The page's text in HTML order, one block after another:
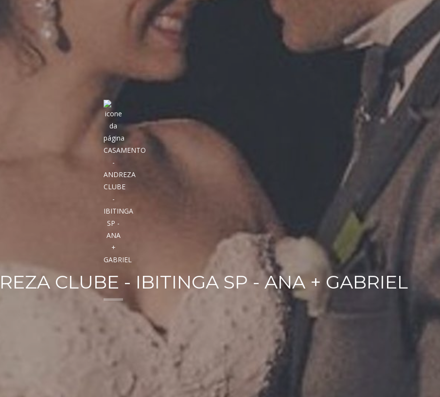
CLUBE - IBITINGA SP - ANA + GABRIEL